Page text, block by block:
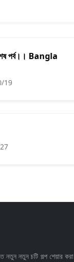
পর্ব।। Bangla
19
নতুন চটি গল্প শেয়ার করা